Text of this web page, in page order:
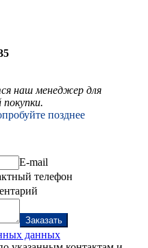
наш менеджер для
позднее
E-mail
телефон
Заказать
данных